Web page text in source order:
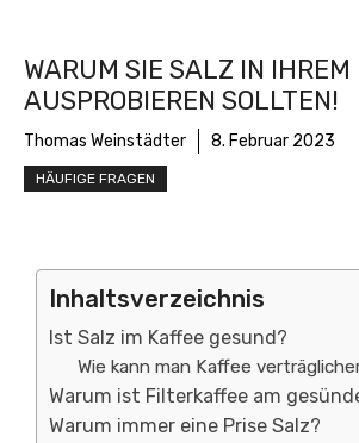
WARUM SIE SALZ IN IHREM
AUSPROBIEREN SOLLTEN!
Thomas Weinstädter 8. Februar 2023
HÄUFIGE FRAGEN
Inhaltsverzeichnis
Ist Salz im Kaffee gesund?
Wie kann man Kaffee
Warum ist Filterkaffee am
Warum immer eine Prise Salz?